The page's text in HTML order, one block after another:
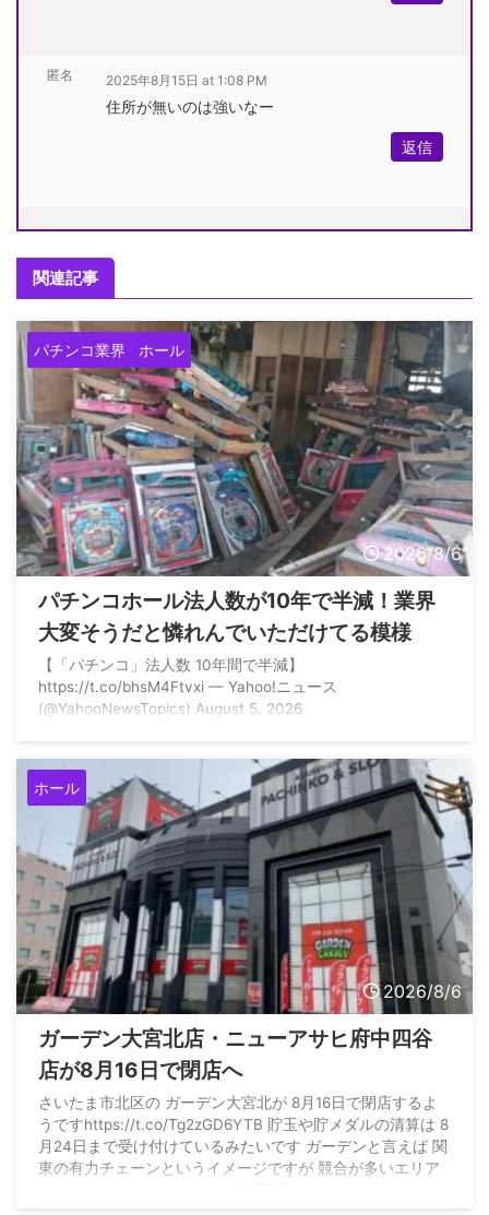
匿名 2025年8月15日 at 1:08 PM
住所が無いのは強いなー
返信
関連記事
パチンコ業界 ホール
2026/8/6
パチンコホール法人数が10年で半減！業界
大変そうだと憐れんでいただけてる模様
【「パチンコ」法人数 10年間で半減】
https://t.co/bhsM4Ftvxi — Yahoo!ニュース
(@YahooNewsTopics) August 5, 2026
ホール
2026/8/6
ガーデン大宮北店・ニューアサヒ府中四谷
店が8月16日で閉店へ
さいたま市北区の ガーデン大宮北が 8月16日で閉店するよ
うですhttps://t.co/Tg2zGD6YTB 貯玉や貯メダルの清算は 8
月24日まで受け付けているみたいです ガーデンと言えば 関
東の有力チェーンというイメージですが 競合が多いエリア